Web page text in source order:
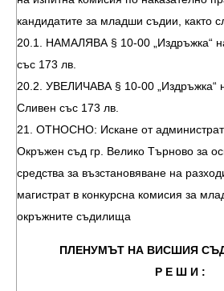
кандидатите за младши съдии, както
20.1. НАМАЛЯВА § 10-00 „Издръжка“
със 173 лв.
20.2. УВЕЛИЧАВА § 10-00 „Издръжка“
Сливен със 173 лв.
21. ОТНОСНО: Искане от
Окръжен съд гр. Велико Търново за
средства за възстановяване на
магистрат в конкурсна комисия за
окръжните съдилища
ПЛЕНУМЪТ НА ВИСШИЯ
Р Е Ш И :